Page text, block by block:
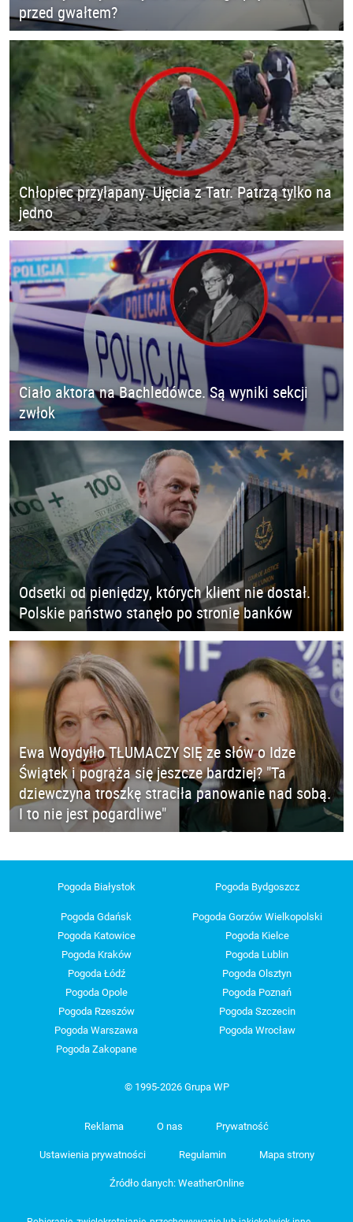
przed gwałtem?
Chłopiec przyłapany. Ujęcia z Tatr. Patrzą tylko na
jedno
Ciało aktora na Bachledówce. Są wyniki sekcji
zwłok
Odsetki od pieniędzy, których klient nie dostał.
Polskie państwo stanęło po stronie banków
Ewa Woydyłło TŁUMACZY SIĘ ze słów o Idze
Świątek i pogrąża się jeszcze bardziej? "Ta
dziewczyna troszkę straciła panowanie nad sobą.
I to nie jest pogardliwe"
Pogoda Białystok Pogoda Bydgoszcz
Pogoda Gdańsk
Pogoda Gorzów Wielkopolski
Pogoda Katowice
Pogoda Kielce
Pogoda Kraków
Pogoda Lublin
Pogoda Łódź
Pogoda Olsztyn
Pogoda Opole
Pogoda Poznań
Pogoda Rzeszów
Pogoda Szczecin
Pogoda Warszawa
Pogoda Wrocław
Pogoda Zakopane
© 1995-2026 Grupa WP
Reklama O nas Prywatność
Ustawienia prywatności Regulamin Mapa strony
Źródło danych: WeatherOnline